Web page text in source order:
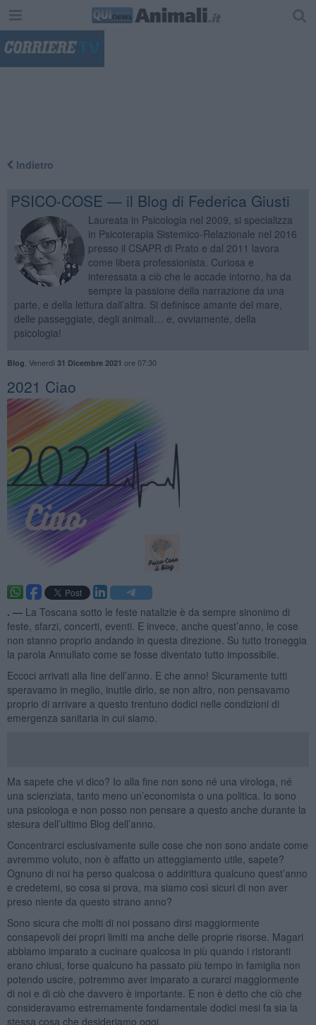
Indietro
PSICO-COSE — il Blog di Federica Giusti
Laureata in Psicologia nel 2009, si specializza
in Psicoterapia Sistemico-Relazionale nel 2016
presso il CSAPR di Prato e dal 2011 lavora
come libera professionista. Curiosa e
interessata a ciò che le accade intorno, ha da
sempre la passione della narrazione da una
parte, e della lettura dall’altra. Si definisce amante del mare,
delle passeggiate, degli animali… e, ovviamente, della
psicologia!
Blog Venerdì 31 Dicembre 2021 ore 07:30
2021 Ciao
. — La Toscana sotto le feste natalizie è da sempre sinonimo di
feste, sfarzi, concerti, eventi. E invece, anche quest’anno, le cose
non stanno proprio andando in questa direzione. Su tutto troneggia
la parola Annullato come se fosse diventato tutto impossibile.
Eccoci arrivati alla fine dell’anno. E che anno! Sicuramente tutti
speravamo in meglio, inutile dirlo, se non altro, non pensavamo
proprio di arrivare a questo trentuno dodici nelle condizioni di
emergenza sanitaria in cui siamo.
Ma sapete che vi dico? Io alla fine non sono né una virologa, né
una scienziata, tanto meno un’economista o una politica. Io sono
una psicologa e non posso non pensare a questo anche durante la
stesura dell’ultimo Blog dell’anno.
Concentrarci esclusivamente sulle cose che non sono andate come
avremmo voluto, non è affatto un atteggiamento utile, sapete?
Ognuno di noi ha perso qualcosa o addirittura qualcuno quest’anno
e credetemi, so cosa si prova, ma siamo così sicuri di non aver
preso niente da questo strano anno?
Sono sicura che molti di noi possano dirsi maggiormente
consapevoli dei propri limiti ma anche delle proprie risorse. Magari
abbiamo imparato a cucinare qualcosa in più quando i ristoranti
erano chiusi, forse qualcuno ha passato più tempo in famiglia non
potendo uscire, potremmo aver imparato a curarci maggiormente
di noi e di ciò che davvero è importante. E non è detto che ciò che
consideravamo estremamente fondamentale dodici mesi fa sia la
stessa cosa che desideriamo oggi.